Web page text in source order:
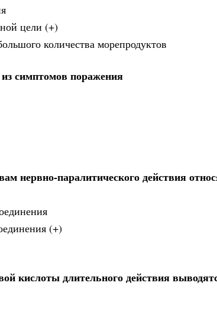
цели (+)
количества морепродуктов
симптомов поражения
нервно-паралитического действия
(+)
кислоты длительного действия